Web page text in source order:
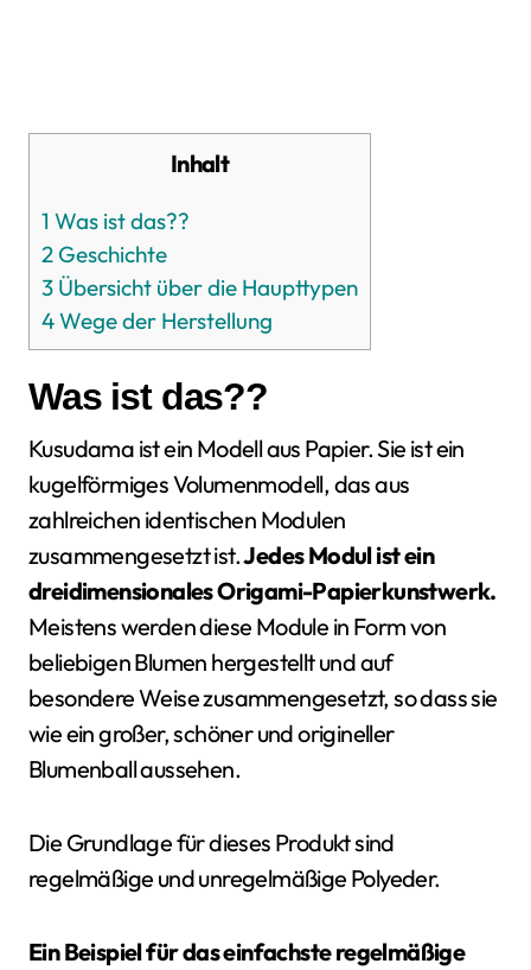
Inhalt
1 Was ist das??
2 Geschichte
3 Übersicht über die Haupttypen
4Wege der Herstellung
Was ist das??
Kusudama ist ein Modell aus Papier. Sie ist ein
kugelförmiges Volumenmodell, das aus
zahlreichen identischen Modulen
zusammengesetzt ist.Jedes Modul ist ein
dreidimensionales Origami-Papierkunstwerk.
Meistens werden diese Module in Form von
beliebigen Blumen hergestellt und auf
besondere Weise zusammengesetzt, so dass sie
wie ein großer, schöner und origineller
Blumenball aussehen.
Die Grundlage für dieses Produkt sind
regelmäßige und unregelmäßige Polyeder.
Ein Beispiel für das einfachste regelmäßige